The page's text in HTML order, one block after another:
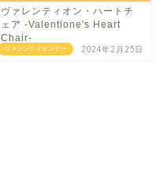
ヴァレンティオンデー
ヴァレンティオン・ハートチ
ェア -Valentione's Heart
Chair-
2024年2月25日